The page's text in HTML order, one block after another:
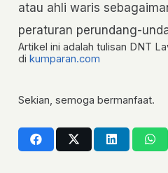
atau ahli waris
peraturan perundang-
Artikel ini adalah tulisan DNT
di kumparan.com
Sekian, semoga bermanfaat.